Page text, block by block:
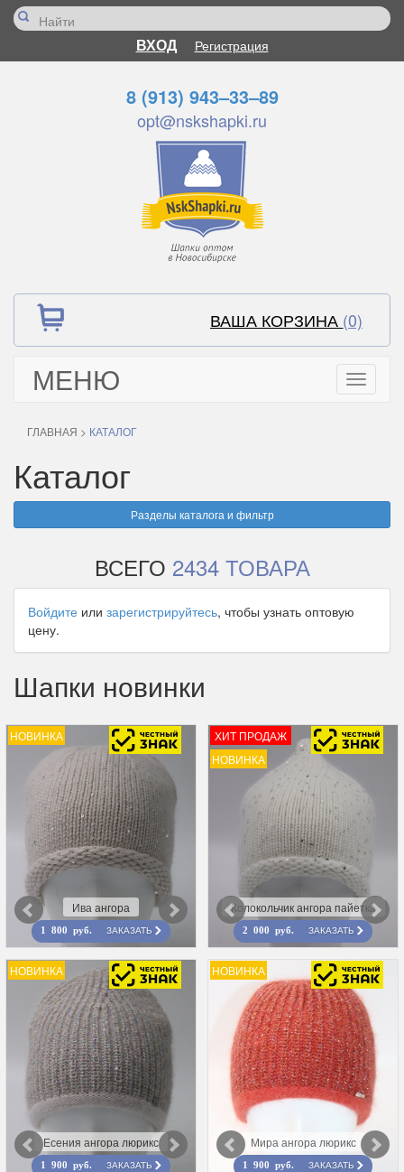
ВХОД Регистрация
8 (913) 943–33–89
opt@nskshapki.ru
ВАША КОРЗИНА (0)
МЕНЮ
Toggle
ГЛАВНАЯ > КАТАЛОГ
Каталог
Разделы каталога и фильтр
ВСЕГО 2434 ТОВАРА
Войдите или зарегистрируйтесь, чтобы узнать оптовую
цену.
Шапки новинки
НОВИНКА
Ива ангора
1 800 руб. ЗАКАЗАТЬ
ХИТ ПРОДАЖ
НОВИНКА
Колокольчик ангора пайетка
2 000 руб. ЗАКАЗАТЬ
НОВИНКА
Есения ангора люрикс
1 900 руб. ЗАКАЗАТЬ
НОВИНКА
Мира ангора люрикс
1 900 руб. ЗАКАЗАТЬ